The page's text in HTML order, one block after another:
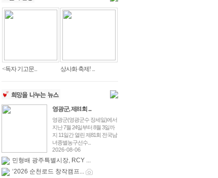
<독자 기고문... 상사화 축제! ...
영광군, 제81회 ...
영광군(영광군수 장세일)에서
지난 7월 24일부터 8월 3일까
지 11일간 열린 제81회 전국남
녀종별농구선수...
2026-08-06
민형배 광주특별시장, RCY ...
‘2026 순천로드 창작캠프...